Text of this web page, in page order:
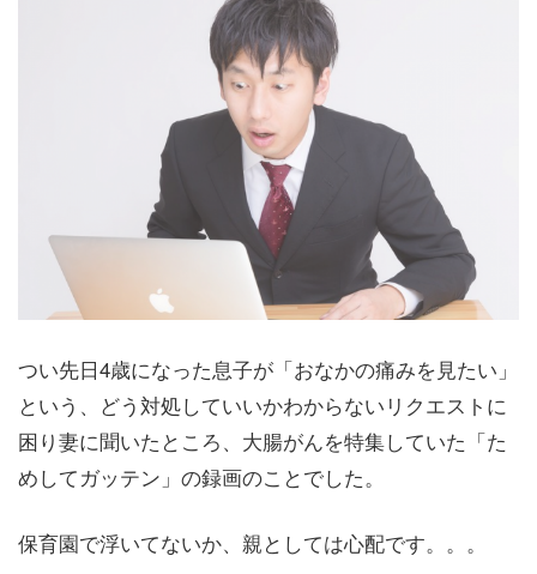
つい先日4歳になった息子が「おなかの痛みを見たい」
という、どう対処していいかわからないリクエストに
困り妻に聞いたところ、大腸がんを特集していた「た
めしてガッテン」の録画のことでした。
保育園で浮いてないか、親としては心配です。。。